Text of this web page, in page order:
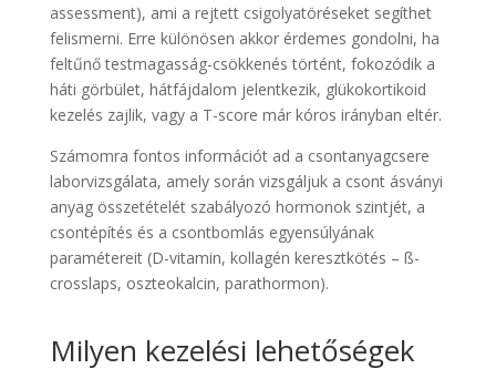
assessment), ami a rejtett csigolyatöréseket segíthet
felismerni. Erre különösen akkor érdemes gondolni, ha
feltűnő testmagasság-csökkenés történt, fokozódik a
háti görbület, hátfájdalom jelentkezik, glükokortikoid
kezelés zajlik, vagy a T-score már kóros irányban eltér.
Számomra fontos információt ad a csontanyagcsere
laborvizsgálata, amely során vizsgáljuk a csont ásványi
anyag összetételét szabályozó hormonok szintjét, a
csontépítés és a csontbomlás egyensúlyának
paramétereit (D-vitamin, kollagén keresztkötés – ß-
crosslaps, oszteokalcin, parathormon).
Milyen kezelési lehetőségek